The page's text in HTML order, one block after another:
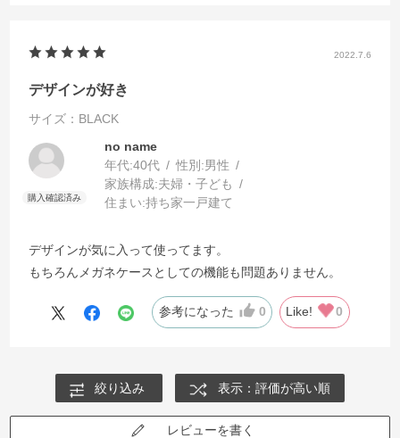
2022.7.6
デザインが好き
サイズ：BLACK
no name
年代:40代 性別:男性
家族構成:夫婦・子ども
住まい:持ち家一戸建て
デザインが気に入って使ってます。
もちろんメガネケースとしての機能も問題ありません。
参考になった 0 Like! 0
絞り込み 表示：評価が高い順
レビューを書く